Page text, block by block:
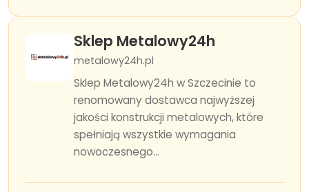
Sklep Metalowy24h
metalowy24h.pl
Sklep Metalowy24h w Szczecinie to
renomowany dostawca najwyższej
jakości konstrukcji metalowych, które
spełniają wszystkie wymagania
nowoczesnego...